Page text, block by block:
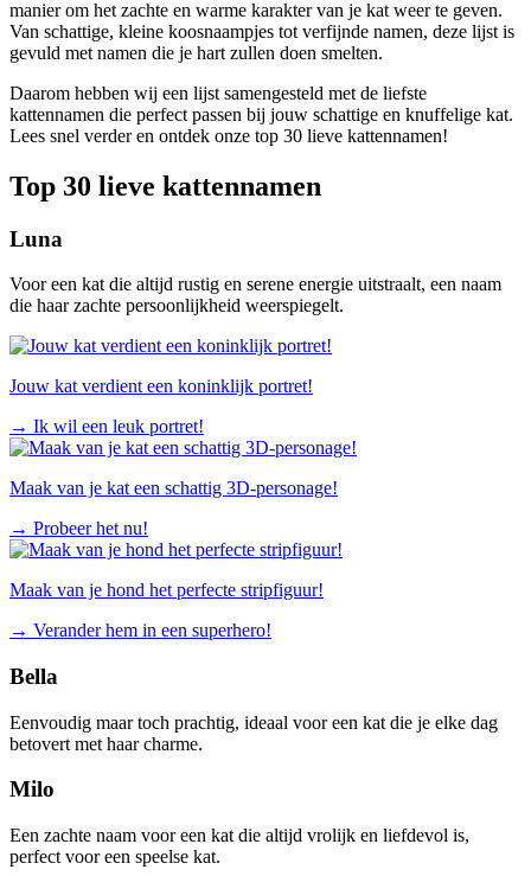
manier om het zachte en warme karakter van je kat weer te geven.
Van schattige, kleine koosnaampjes tot verfijnde namen, deze lijst is
gevuld met namen die je hart zullen doen smelten.
Daarom hebben wij een lijst samengesteld met de liefste
kattennamen die perfect passen bij jouw schattige en knuffelige kat.
Lees snel verder en ontdek onze top 30 lieve kattennamen!
Top 30 lieve kattennamen
Luna
Voor een kat die altijd rustig en serene energie uitstraalt, een naam
die haar zachte persoonlijkheid weerspiegelt.
Jouw kat verdient een koninklijk portret!
→ Ik wil een leuk portret!
Maak van je kat een schattig 3D-personage!
→ Probeer het nu!
Maak van je hond het perfecte stripfiguur!
→ Verander hem in een superhero!
Bella
Eenvoudig maar toch prachtig, ideaal voor een kat die je elke dag
betovert met haar charme.
Milo
Een zachte naam voor een kat die altijd vrolijk en liefdevol is,
perfect voor een speelse kat.